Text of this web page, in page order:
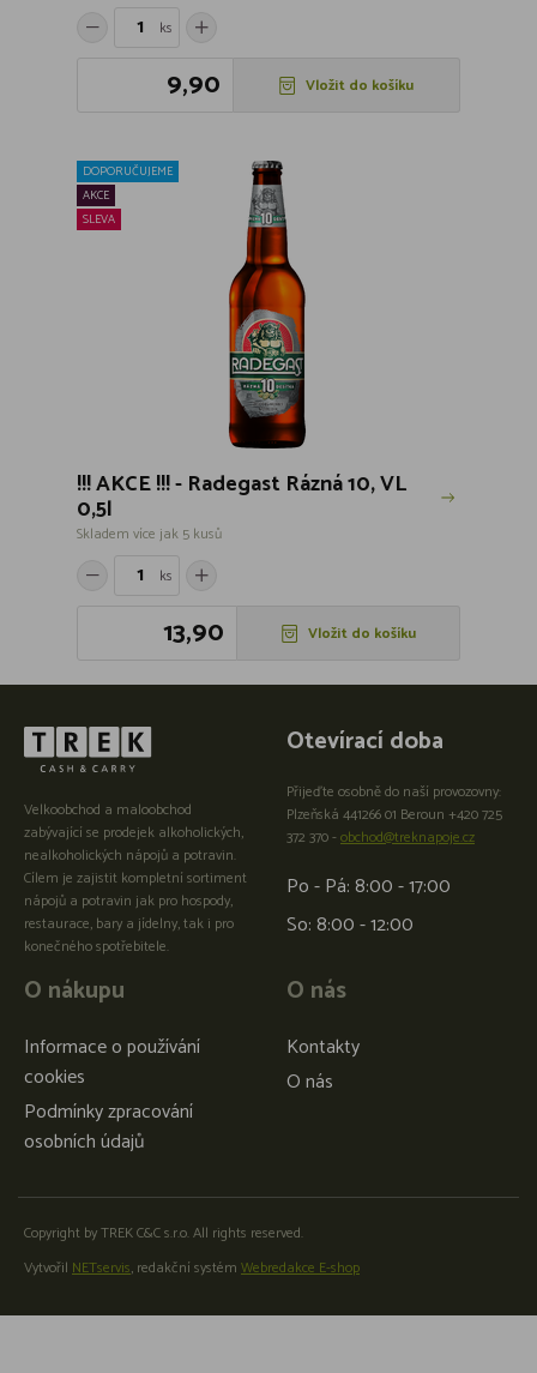
ks
9,90 Vložit do košíku
DOPORUČUJEME
AKCE
SLEVA
!!! AKCE !!! - Radegast Rázná 10, VL
0,5l
Skladem více jak 5 kusů
ks
13,90 Vložit do košíku
Velkoobchod a maloobchod
zabývající se prodejek alkoholických,
nealkoholických nápojů a potravin.
Cílem je zajistit kompletní sortiment
nápojů a potravin jak pro hospody,
restaurace, bary a jídelny, tak i pro
konečného spotřebitele.
O nákupu
Informace o používání
cookies
Podmínky zpracování
osobních údajů
O nás
Kontakty
O nás
Otevírací doba
Přijeďte osobně do naší provozovny:
Plzeňská 441266 01 Beroun +420 725
372 370 -obchod@treknapoje.cz
Po - Pá: 8:00 - 17:00
So: 8:00 - 12:00
Copyright by TREK C&C s.r.o. All rights reserved.
Vytvořil NETservis, redakční systém Webredakce E-shop